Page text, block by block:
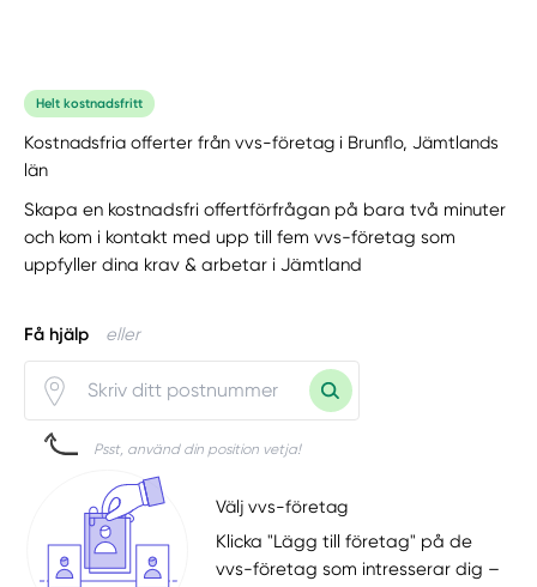
Helt kostnadsfritt
Kostnadsfria offerter från vvs-företag i Brunflo, Jämtlands
län
Skapa en kostnadsfri offertförfrågan på bara två minuter
och kom i kontakt med upp till fem vvs-företag som
uppfyller dina krav & arbetar i Jämtland
Få hjälp eller
Psst, använd din position vetja!
Välj vvs-företag
Klicka "Lägg till företag" på de
vvs-företag som intresserar dig –